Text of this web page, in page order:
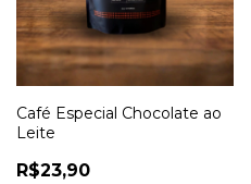
Café Especial Chocolate ao
Leite
R$23,90